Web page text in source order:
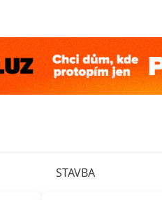
STAVBA